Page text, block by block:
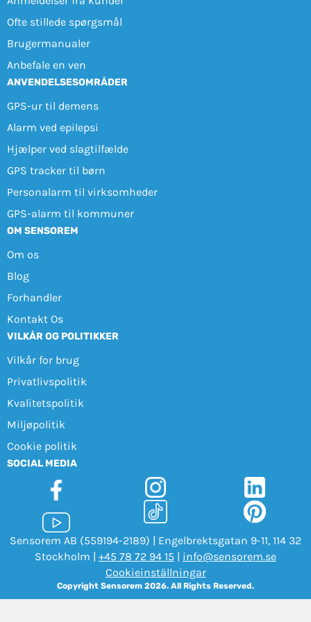
Ofte stillede spørgsmål
Brugermanualer
Anbefale en ven
ANVENDELSESOMRÅDER
GPS-ur til demens
Alarm ved epilepsi
Hjælper ved slagtilfælde
GPS tracker til børn
Personalarm til virksomheder
GPS-alarm til kommuner
OM SENSOREM
Om os
Blog
Forhandler
Kontakt Os
VILKÅR OG POLITIKKER
Vilkår for brug
Privatlivspolitik
Kvalitetspolitik
Miljøpolitik
Cookie politik
SOCIAL MEDIA
Sensorem AB (559194-2189) | Engelbrektsgatan 9-11, 114 32
Stockholm | +45 78 72 94 15 | info@sensorem.se
Cookieinställningar
Copyright Sensorem 2026. All Rights Reserved.